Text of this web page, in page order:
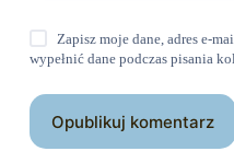
Zapisz moje dane, adres e-
wypełnić dane podczas pisania
Opublikuj komentarz